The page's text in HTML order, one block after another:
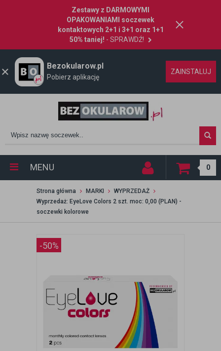
Zestawy z DARMOWYMI
OPAKOWANIAMI soczewek
kontaktowych 2+1 i 3+1 oraz 1+1
50% taniej! - SPRAWDŹ!
Bezokularow.pl
Pobierz aplikację
ZAINSTALUJ
MENU 0
Strona główna MARKI
WYPRZEDAŻ
Wyprzedaż: EyeLove Colors 2 szt. moc: 0,00 (PLAN) -
soczewki kolorowe
-50%